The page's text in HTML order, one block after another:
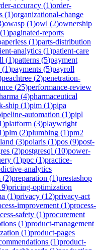
accuracy (1)order-
(1)organizational-change
)owasp (1)owl (2)ownership
(1)paginated-reports
(1)parts-distribution
analytics (1)patient-care
(1)patterns (5)payment
(1)payments (5)payroll
peachtree (2)penetration-
(25)performance-review
(4)pharmaceutical
ship (1)pim (1)pipa
automation (1)pipl
)platform (3)playwright
)plm (2)plumbing (1)pm2
(3)polaris (1)pos (9)post-
(2)postgresql (10)power-
(1)ppc (1)practice-
analytics
(2)preparation (1)prestashop
)pricing-optimization
(1)privacy (12)privacy-act
improvement (1)process-
safety (1)procurement
(1)product-management
(1)product-pages
(1)product-